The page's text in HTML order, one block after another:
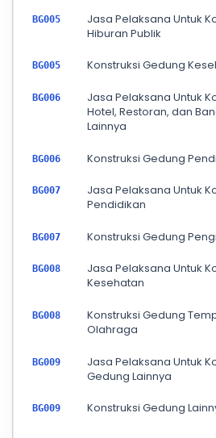
BG005
Jasa Pelaksana Untuk
Hiburan Publik
BG005 Konstruksi Gedung
BG006
Jasa Pelaksana Untuk
Hotel, Restoran, dan
Lainnya
BG006 Konstruksi Gedung
BG007
Jasa Pelaksana Untuk
Pendidikan
BG007 Konstruksi Gedung
BG008
Jasa Pelaksana Untuk
Kesehatan
BG008
Konstruksi Gedung
Olahraga
BG009
Jasa Pelaksana Untuk
Gedung Lainnya
BG009 Konstruksi Gedung